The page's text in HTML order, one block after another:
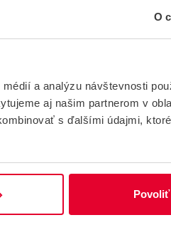
O
a analýzu návštevnosti
aj našim partnerom v
s ďalšími údajmi,
list
Produktový list